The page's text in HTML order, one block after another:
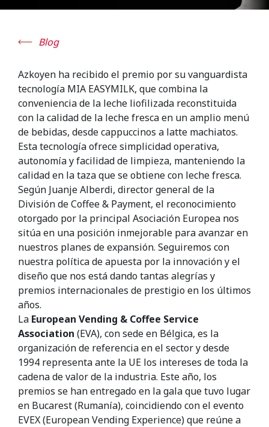
Blog
Azkoyen ha recibido el premio por su vanguardista
tecnología MIA EASYMILK, que combina la
conveniencia de la leche liofilizada reconstituida
con la calidad de la leche fresca en un amplio menú
de bebidas, desde cappuccinos a latte machiatos.
Esta tecnología ofrece simplicidad operativa,
autonomía y facilidad de limpieza, manteniendo la
calidad en la taza que se obtiene con leche fresca.
Según Juanje Alberdi, director general de la
División de Coffee & Payment, el reconocimiento
otorgado por la principal Asociación Europea nos
sitúa en una posición inmejorable para avanzar en
nuestros planes de expansión. Seguiremos con
nuestra política de apuesta por la innovación y el
diseño que nos está dando tantas alegrías y
premios internacionales de prestigio en los últimos
años.
La European Vending & Coffee Service
Association (EVA), con sede en Bélgica, es la
organización de referencia en el sector y desde
1994 representa ante la UE los intereses de toda la
cadena de valor de la industria. Este año, los
premios se han entregado en la gala que tuvo lugar
en Bucarest (Rumanía), coincidiendo con el evento
EVEX (European Vending Experience) que reúne a